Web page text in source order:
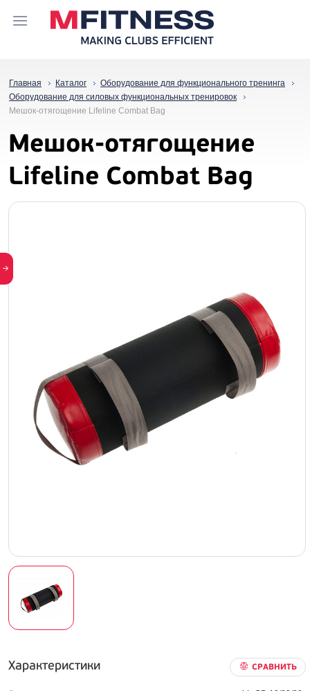
Главная Каталог
Оборудование для функционального тренинга
Оборудование для силовых функциональных тренировок
Мешок-отягощение Lifeline Combat Bag
Мешок-отягощение
Lifeline Combat Bag
Характеристики СРАВНИТЬ